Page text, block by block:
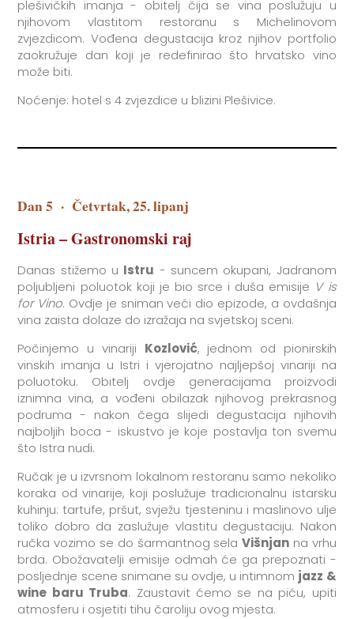
plešivičkih imanja - obitelj čija se vina poslužuju u
njihovom vlastitom restoranu s Michelinovom
zvjezdicom. Vođena degustacija kroz njihov portfolio
zaokružuje dan koji je redefinirao što hrvatsko vino
može biti.
Noćenje: hotel s 4 zvjezdice u blizini Plešivice.
Dan 5 · Četvrtak, 25. lipanj
Istria – Gastronomski raj
Danas stižemo u Istru - suncem okupani, Jadranom
poljubljeni poluotok koji je bio srce i duša emisije V is
for Vino. Ovdje je sniman veći dio epizode, a ovdašnja
vina zaista dolaze do izražaja na svjetskoj sceni.
Počinjemo u vinariji Kozlović, jednom od pionirskih
vinskih imanja u Istri i vjerojatno najljepšoj vinariji na
poluotoku. Obitelj ovdje generacijama proizvodi
iznimna vina, a vođeni obilazak njihovog prekrasnog
podruma - nakon čega slijedi degustacija njihovih
najboljih boca - iskustvo je koje postavlja ton svemu
što Istra nudi.
Ručak je u izvrsnom lokalnom restoranu samo nekoliko
koraka od vinarije, koji poslužuje tradicionalnu istarsku
kuhinju: tartufe, pršut, svježu tjesteninu i maslinovo ulje
toliko dobro da zaslužuje vlastitu degustaciju. Nakon
ručka vozimo se do šarmantnog selaVišnjan na vrhu
brda. Obožavatelji emisije odmah će ga prepoznati -
posljednje scene snimane su ovdje, u intimnom jazz &
wine baru Truba. Zaustavit ćemo se na piću, upiti
atmosferu i osjetiti tihu čaroliju ovog mjesta.